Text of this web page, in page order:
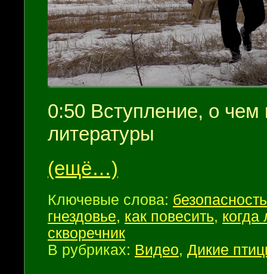
0:50 Вступление, о
литературы
(ещё…)
Ключевые слова: безопасность
гнездовье, как повесить,
скворечник
В рубриках: Видео, Дикие